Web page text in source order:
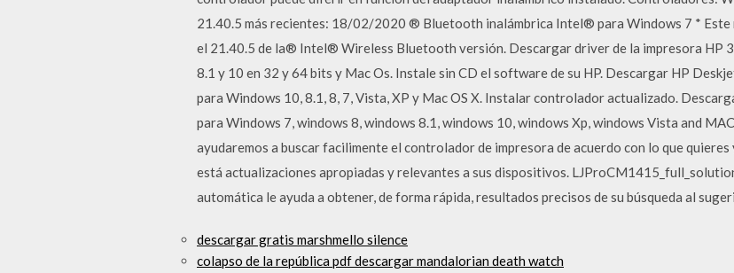
21.40.5 más recientes: 18/02/2020 ® Bluetooth inalámbrica Intel® para Windows 7 *
el 21.40.5 de la® Intel® Wireless Bluetooth versión. Descargar driver de la impresora HP
8.1 y 10 en 32 y 64 bits y Mac Os. Instale sin CD el software de su HP. Descargar HP
para Windows 10, 8.1, 8, 7, Vista, XP y Mac OS X. Instalar controlador actualizado.
para Windows 7, windows 8, windows 8.1, windows 10, windows Xp, windows Vista and
ayudaremos a buscar facilimente el controlador de impresora de acuerdo con lo que
está actualizaciones apropiadas y relevantes a sus dispositivos.
automática le ayuda a obtener, de forma rápida, resultados precisos de su búsqueda al
descargar gratis marshmello silence
colapso de la república pdf descargar mandalorian death watch